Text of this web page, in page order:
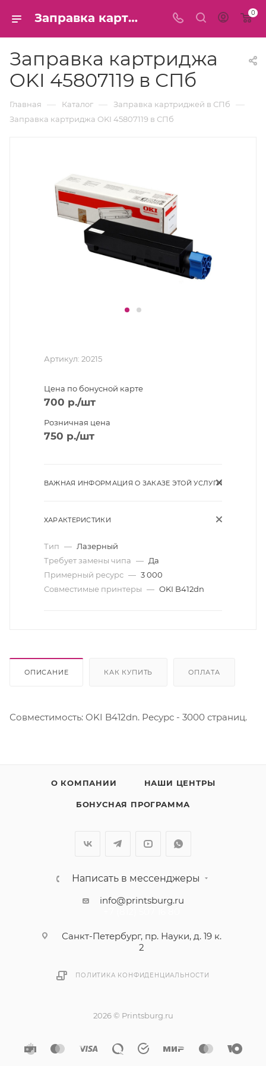
Заправка картриджа OKI 45807119 в СПб 0
Заправка картриджа
OKI 45807119 в СПб
Главная — Каталог — Заправка картриджей в СПб —
Заправка картриджа OKI 45807119 в СПб
Артикул: 20215
Цена по бонусной карте
700 р./шт
Розничная цена
750 р./шт
ВАЖНАЯ ИНФОРМАЦИЯ О ЗАКАЗЕ ЭТОЙ УСЛУГИ
ХАРАКТЕРИСТИКИ
Тип — Лазерный
Требует замены чипа — Да
Примерный ресурс — 3 000
Совместимые принтеры — OKI B412dn
ОПИСАНИЕ КАК КУПИТЬ ОПЛАТА
Совместимость: OKI B412dn. Ресурс - 3000 страниц.
О КОМПАНИИ НАШИ ЦЕНТРЫ
БОНУСНАЯ ПРОГРАММА
Написать в мессенджеры
info@printsburg.ru
Санкт-Петербург, пр. Науки, д. 19 к.
2
ПОЛИТИКА КОНФИДЕНЦИАЛЬНОСТИ
2026 © Printsburg.ru